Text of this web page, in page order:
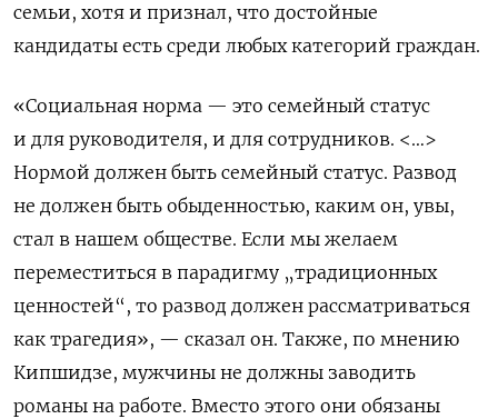
семьи, хотя и признал, что достойные
кандидаты есть среди любых категорий граждан.
«Социальная норма — это семейный статус
и для руководителя, и для сотрудников. <…>
Нормой должен быть семейный статус. Развод
не должен быть обыденностью, каким он, увы,
стал в нашем обществе. Если мы желаем
переместиться в парадигму „традиционных
ценностей“, то развод должен рассматриваться
как трагедия», — сказал он. Также, по мнению
Кипшидзе, мужчины не должны заводить
романы на работе. Вместо этого они обязаны